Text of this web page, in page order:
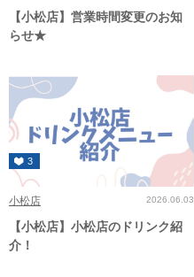
【小松店】営業時間変更のお知
らせ★
3
小松店 2026.06.03
【小松店】小松店のドリンク紹
介！